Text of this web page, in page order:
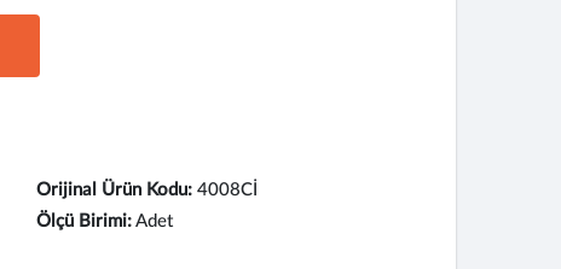
Orijinal Ürün Kodu: 4008Cİ
Ölçü Birimi: Adet